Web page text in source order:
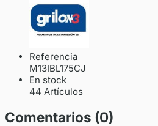
Referencia
M13IBL175CJ
En stock
44 Artículos
Comentarios (0)